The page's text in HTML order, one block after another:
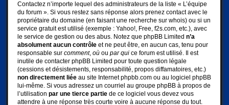
Contactez n’importe lequel des administrateurs de la liste « L’équipe
du forum ». Si vous restez sans réponse alors prenez contact avec le
propriétaire du domaine (en faisant une recherche sur whois) ou si un
service gratuit est utilisé (exemple : Yahoo!, Free, f2s.com, etc.), avec
le service de gestion ou des abus. Notez que phpBB Limited n’a
absolument aucun contrôle et ne peut être, en aucun cas, tenu pour
responsable sur comment, où ou par qui ce forum est utilisé. Il est
inutile de contacter phpBB Limited pour toute question légale
(cessions et désistements, responsabilité, propos diffamatoires, etc.)
non directement liée au site Internet phpbb.com ou au logiciel phpBB
lui-même. Si vous adressez un courriel au groupe phpBB à propos de
l’utilisation par une tierce partie de ce logiciel vous devez vous
attendre à une réponse très courte voire à aucune réponse du tout.